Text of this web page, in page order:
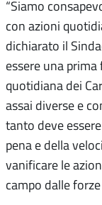
“Siamo
con azioni
dichiarato il
essere una
quotidiana dei
assai diverse e
tanto deve
pena e della
vanificare le
campo dalle forze